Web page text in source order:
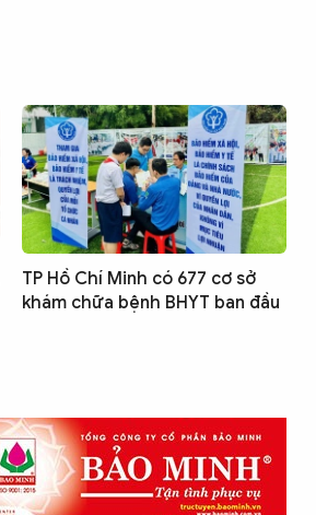
TP Hồ Chí Minh có 677 cơ sở
khám chữa bệnh BHYT ban đầu